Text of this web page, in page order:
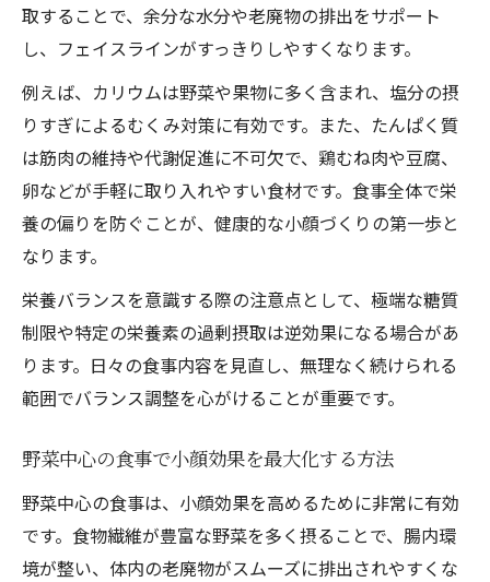
取することで、余分な水分や老廃物の排出をサポート
し、フェイスラインがすっきりしやすくなります。
例えば、カリウムは野菜や果物に多く含まれ、塩分の摂
りすぎによるむくみ対策に有効です。また、たんぱく質
は筋肉の維持や代謝促進に不可欠で、鶏むね肉や豆腐、
卵などが手軽に取り入れやすい食材です。食事全体で栄
養の偏りを防ぐことが、健康的な小顔づくりの第一歩と
なります。
栄養バランスを意識する際の注意点として、極端な糖質
制限や特定の栄養素の過剰摂取は逆効果になる場合があ
ります。日々の食事内容を見直し、無理なく続けられる
範囲でバランス調整を心がけることが重要です。
野菜中心の食事で小顔効果を最大化する方法
野菜中心の食事は、小顔効果を高めるために非常に有効
です。食物繊維が豊富な野菜を多く摂ることで、腸内環
境が整い、体内の老廃物がスムーズに排出されやすくな